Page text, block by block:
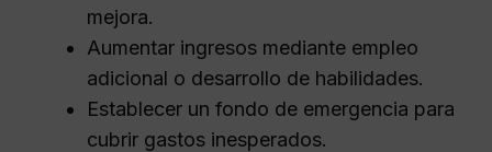
mejora.
Aumentar ingresos mediante empleo
adicional o desarrollo de habilidades.
Establecer un fondo de emergencia para
cubrir gastos inesperados.